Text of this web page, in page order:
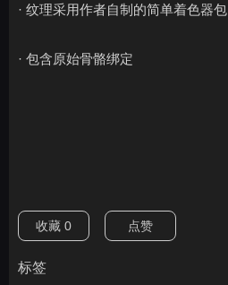
· 纹理采用作者自制的简单着色器包
· 包含原始骨骼绑定
收藏 0 点赞
标签